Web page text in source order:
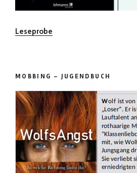
Leseprobe
MOBBING – JUGENDBUCH